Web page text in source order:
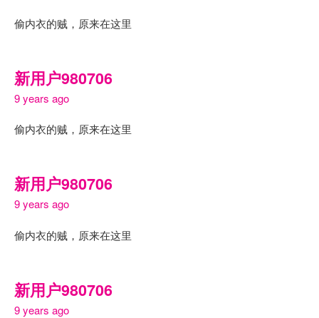
偷内衣的贼，原来在这里
新用户980706
9 years ago
偷内衣的贼，原来在这里
新用户980706
9 years ago
偷内衣的贼，原来在这里
新用户980706
9 years ago